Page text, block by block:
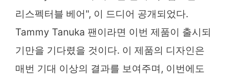
리스펙터블 베어", 이 드디어 공개되었다.
Tammy Tanuka 팬이라면 이번 제품이 출시되
기만을 기다렸을 것이다. 이 제품의 디자인은
매번 기대 이상의 결과를 보여주며, 이번에도